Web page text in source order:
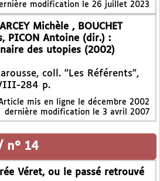
modification le 26 juillet 2023
Michèle , BOUCHET
PICON Antoine (dir.) :
des utopies (2002)
coll. "Les Référents",
284 p.
mis en ligne le décembre 2002
dernière modification le 3 avril 2007
n° 14
Véret, ou le passé retrouvé